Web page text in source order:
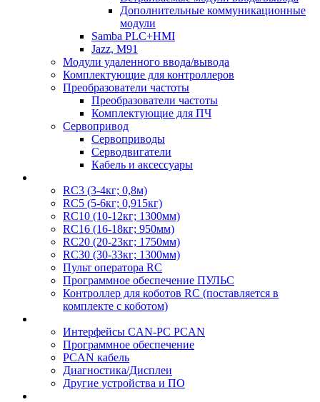
Дополнительные коммуникационные
модули
Samba PLC+HMI
Jazz, M91
Модули удаленного ввода/вывода
Комплектующие для контроллеров
Преобразователи частоты
Преобразователи частоты
Комплектующие для ПЧ
Сервопривод
Сервоприводы
Серводвигатели
Кабель и аксессуары
RC3 (3-4кг; 0,8м)
RC5 (5-6кг; 0,915кг)
RC10 (10-12кг; 1300мм)
RC16 (16-18кг; 950мм)
RC20 (20-23кг; 1750мм)
RC30 (30-33кг; 1300мм)
Пульт оператора RC
Программное обеспечение ПУЛЬС
Контроллер для коботов RC (поставляется в
комплекте с коботом)
Интерфейсы CAN-PC PCAN
Программное обеспечение
PCAN кабель
Диагностика/Дисплеи
Другие устройства и ПО